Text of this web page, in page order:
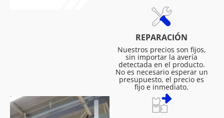
REPARACIÓN
Nuestros precios son fijos,
sin importar la avería
detectada en el producto.
No es necesario esperar un
presupuesto, el precio es
fijo e inmediato.